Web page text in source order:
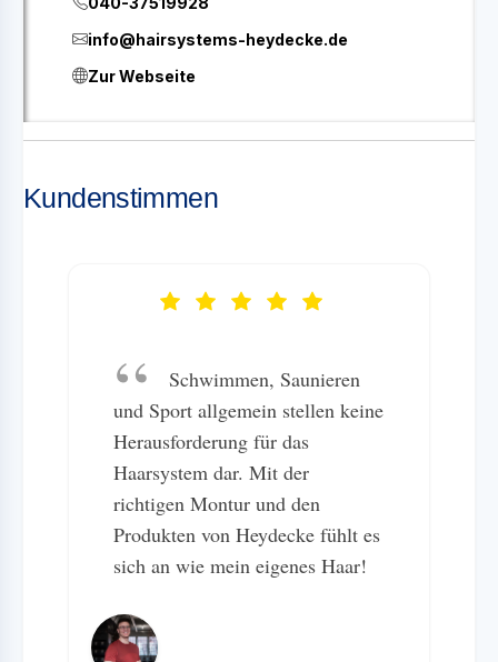
info@hairsystems-heydecke.de
Zur Webseite
Kundenstimmen
Schwimmen, Saunieren
und Sport allgemein stellen keine
Herausforderung für das
Haarsystem dar. Mit der
richtigen Montur und den
Produkten von Heydecke fühlt es
sich an wie mein eigenes Haar!